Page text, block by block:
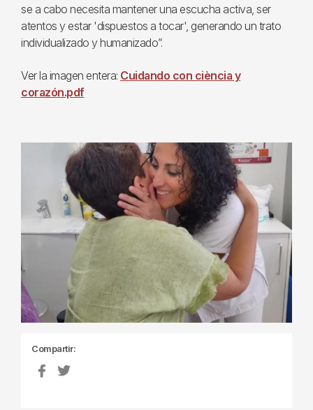
se a cabo necesita mantener una escucha activa, ser
atentos y estar 'dispuestos a tocar', generando un trato
individualizado y humanizado”.
Ver la imagen entera: Cuidando con ciència y
corazón.pdf
Compartir: